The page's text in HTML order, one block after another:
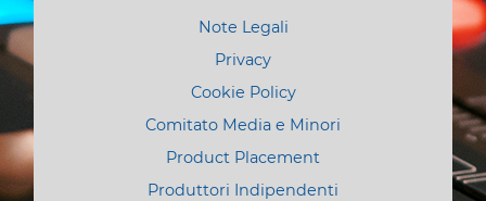
Note Legali
Privacy
Cookie Policy
Comitato Media e Minori
Product Placement
Produttori Indipendenti